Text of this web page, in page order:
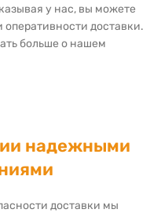
у нас, вы можете
доставки.
больше о нашем
надежными
доставки мы